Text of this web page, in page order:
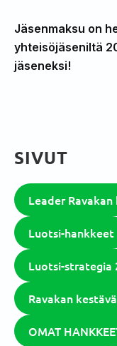
Jäsenmaksu on
yhteisöjäseniltä
jäseneksi!
SIVUT
Leader
Luotsi-hankkeet
Luotsi-strategia
Ravakan
OMAT